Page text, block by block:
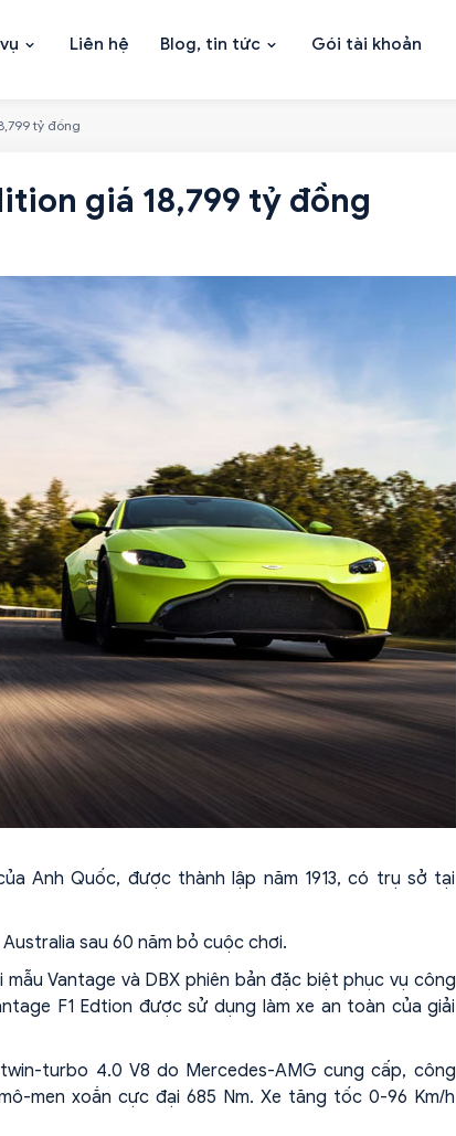
Liên hệ Blog, tin tức Gói tài khoản
tỷ đồng
giá 18,799 tỷ đồng
Anh Quốc, được thành lập năm 1913, có trụ sở tại
sau 60 năm bỏ cuộc chơi.
Vantage và DBX phiên bản đặc biệt phục vụ công
F1 Edtion được sử dụng làm xe an toàn của giải
turbo 4.0 V8 do Mercedes-AMG cung cấp, công
men xoắn cực đại 685 Nm. Xe tăng tốc 0-96 Km/h